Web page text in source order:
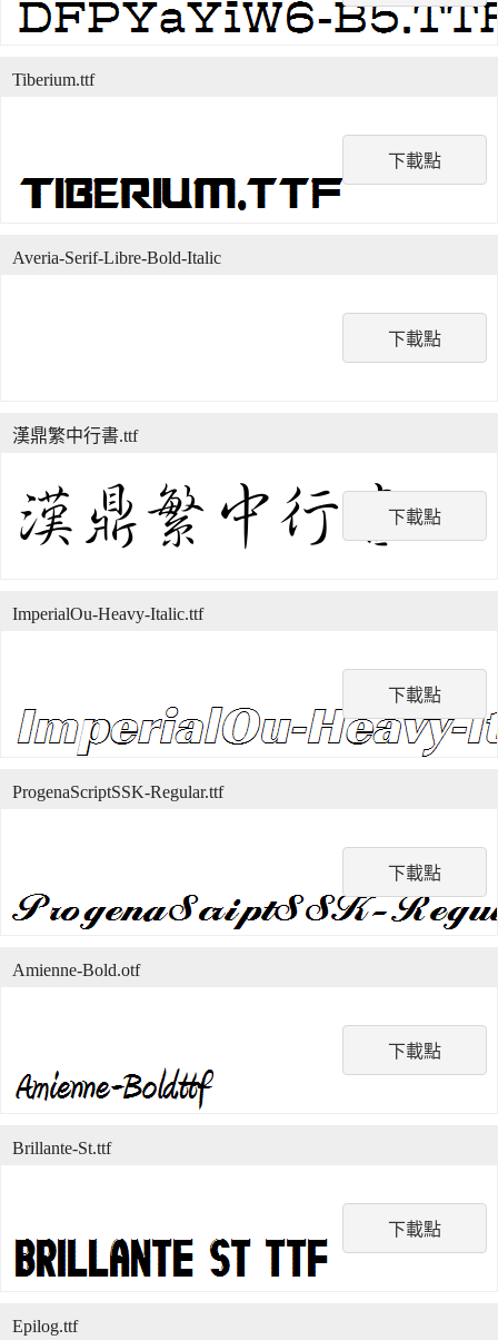
下載點
Tiberium.ttf
下載點
Averia-Serif-Libre-Bold-Italic
下載點
漢鼎繁中行書.ttf
下載點
ImperialOu-Heavy-Italic.ttf
下載點
ProgenaScriptSSK-Regular.ttf
下載點
Amienne-Bold.otf
下載點
Brillante-St.ttf
Epilog.ttf